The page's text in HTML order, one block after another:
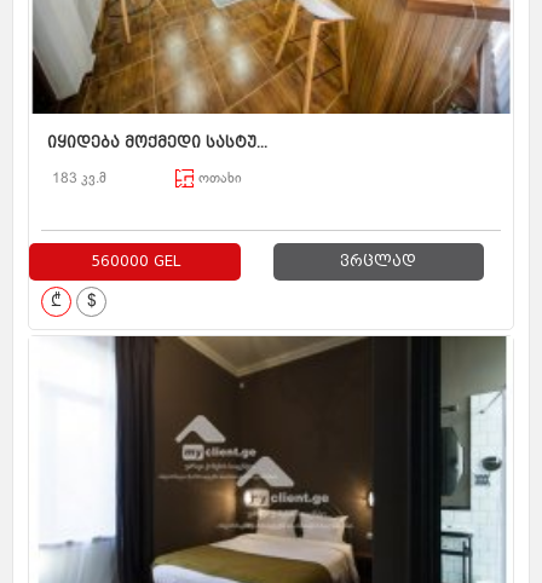
იყიდება მოქმედი სასტუ...
183 კვ.მ ოთახი
560000 GEL ვრცლად
₾ $